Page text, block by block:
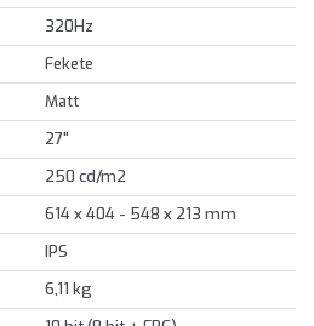
320Hz
Fekete
Matt
27"
250 cd/m2
614 x 404 - 548 x 213 mm
IPS
6,11 kg